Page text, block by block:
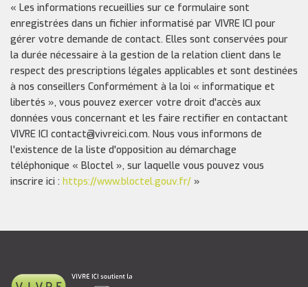
« Les informations recueillies sur ce formulaire sont
enregistrées dans un fichier informatisé par VIVRE ICI pour
gérer votre demande de contact. Elles sont conservées pour
la durée nécessaire à la gestion de la relation client dans le
respect des prescriptions légales applicables et sont destinées
à nos conseillers Conformément à la loi « informatique et
libertés », vous pouvez exercer votre droit d'accès aux
données vous concernant et les faire rectifier en contactant
VIVRE ICI contact@vivreici.com. Nous vous informons de
l'existence de la liste d'opposition au démarchage
téléphonique « Bloctel », sur laquelle vous pouvez vous
inscrire ici : https://www.bloctel.gouv.fr/ »